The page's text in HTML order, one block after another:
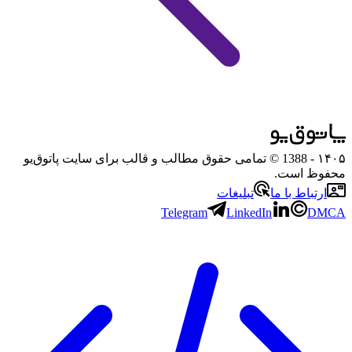
۱۴۰۵
- 1388 © تمامی حقوق مطالب و قالب برای سایت پاتوق‌یو
محفوظ است.
ارتباط با ما
تبلیغات
Telegram
LinkedIn DMCA